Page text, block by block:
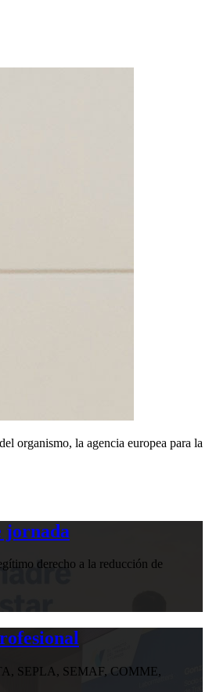
organismo, la agencia europea para la
jornada
derecho a la reducción de
SEPLA, SEMAF, COMME,